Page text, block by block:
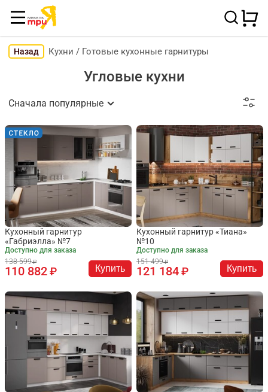
Назад Кухни / Готовые кухонные гарнитуры
Угловые кухни
Сначала популярные
Кухонный гарнитур
«Габриэлла» №7
Доступно для заказа
138 599
110 882 Купить
Кухонный гарнитур «Тиана»
№10
Доступно для заказа
151 499
121 184 Купить